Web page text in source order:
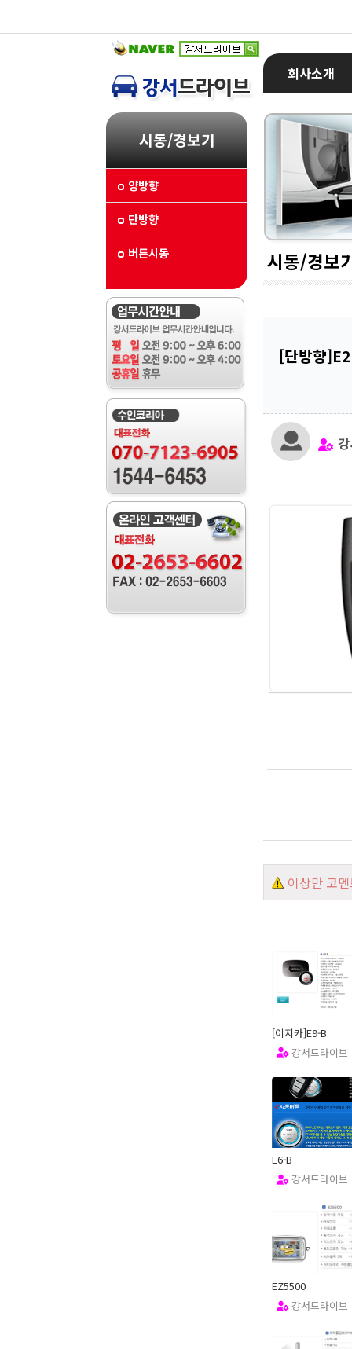
회사소개
시동/경보기
양방향
단방향
버튼시동 시동/경보
[단방향]E2
이상만 코
[이지카]E9-B
강서드라이브
E6-B
강서드라이브
EZ5500
강서드라이브